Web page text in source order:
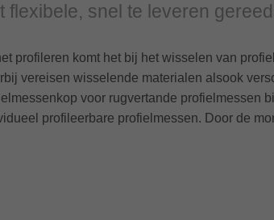
flexibele, snel te leveren
profileren komt het bij het wisselen van
vereisen wisselende materialen alsook
voor rugvertande profielmessen
profileerbare profielmessen. Door de